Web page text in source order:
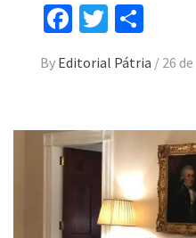
Facebook
Twitter
By Editorial Pátria / 26